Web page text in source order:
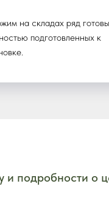
на складах ряд
подготовленных к
подробности о